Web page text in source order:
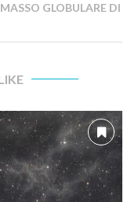
GLOBULARE DI